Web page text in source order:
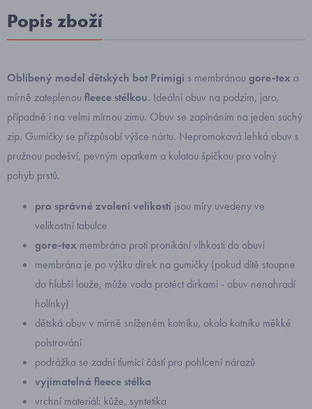
Popis zboží
Oblíbený model dětských bot Primigi s membránougore-tex a
mírně zateplenoufleece stélkou. Ideální obuv na podzim, jaro,
případně i na velmi mírnou zimu. Obuv se zapínáním na jeden suchý
zip. Gumičky se přizpůsobí výšce nártu. Nepromokavá lehká obuv s
pružnou podešví, pevným opatkem a kulatou špičkou pro volný
pohyb prstů.
pro správné zvolení velikosti jsou míry uvedeny ve
velikostní tabulce
gore-tex membrána proti pronikání vlhkosti do obuvi
membrána je po výšku dírek na gumičky (pokud dítě stoupne
do hlubší louže, může voda protéct dírkami - obuv nenahradí
holínky)
dětská obuv v mírně sníženém kotníku, okolo kotníku měkké
polstrování
podrážka se zadní tlumící částí pro pohlcení nárazů
vyjímatelná fleece stélka
vrchní materiál: kůže, syntetika